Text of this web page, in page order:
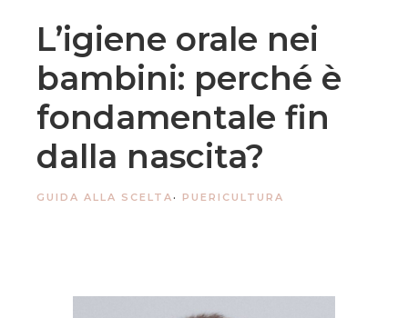
L’igiene orale nei
bambini: perché è
fondamentale fin
dalla nascita?
GUIDA ALLA SCELTA· PUERICULTURA